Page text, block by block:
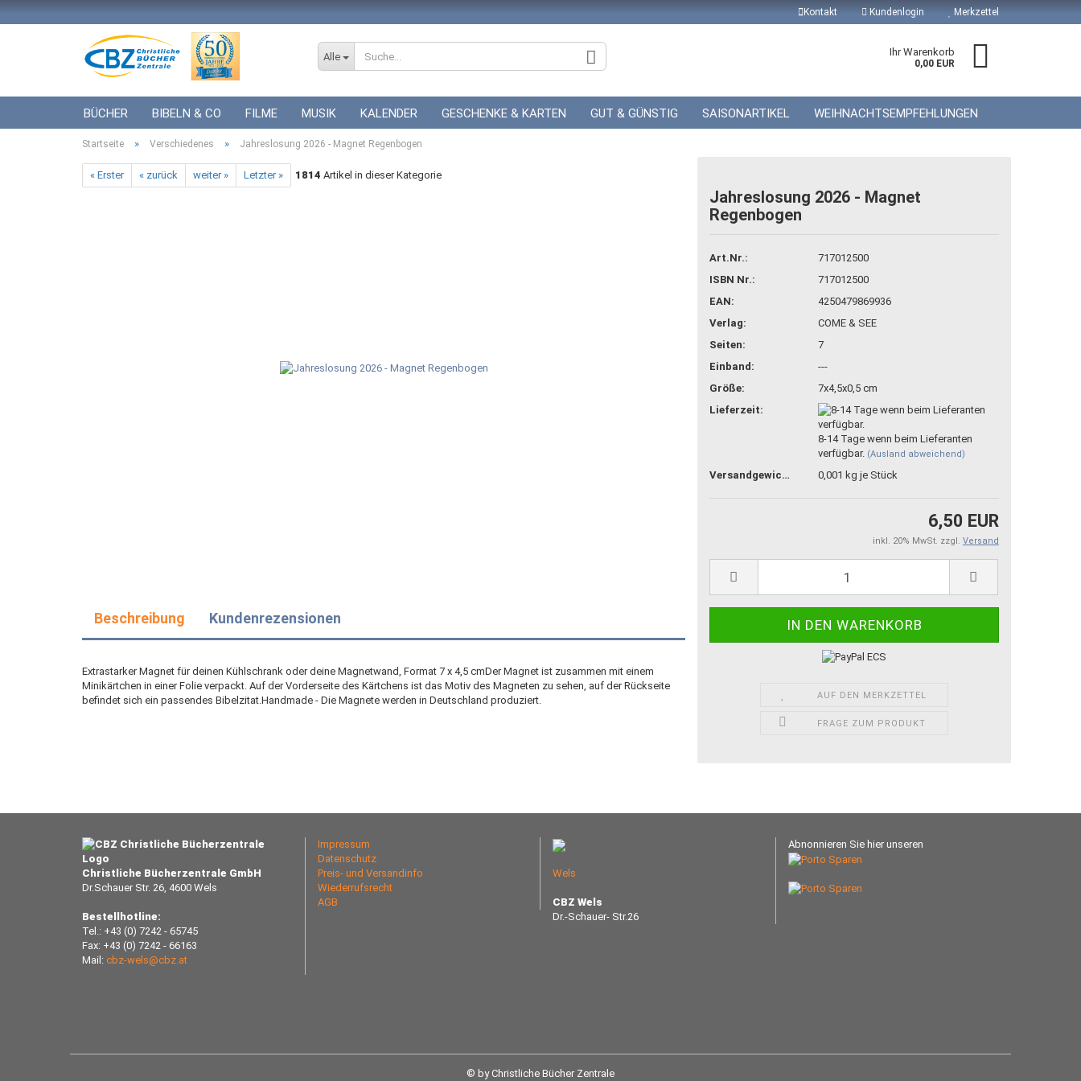
Kontakt Kundenlogin
Passwort vergessen?
Merkzettel
Alle Ihr Warenkorb
0,00 EUR
BÜCHER BIBELN & CO FILME MUSIK KALENDER GESCHENKE & KARTEN GUT & GÜNSTIG SAISONARTIKEL WEIHNACHTSEMPFEHLUNGEN
ICF BÜCHER VERSCHIEDENES GESCHENKE ZUR HOCHZEIT
Startseite » Verschiedenes » Jahreslosung 2026 - Magnet Regenbogen
« Erster « zurück weiter » Letzter » 1814 Artikel in dieser Kategorie
Jahreslosung 2026 - Magnet
Regenbogen
Art.Nr.:
717012500
ISBN Nr.:
717012500
EAN:
4250479869936
Verlag:
COME & SEE
Seiten:
7
Einband:
---
Größe:
7x4,5x0,5 cm
Lieferzeit:
8-14 Tage wenn beim Lieferanten
verfügbar. (Ausland abweichend)
Versandgewicht: 0,001 kg je Stück
6,50 EUR
inkl. 20% MwSt. zzgl. Versand
AUF DEN MERKZETTEL
FRAGE ZUM PRODUKT
Beschreibung Kundenrezensionen
Extrastarker Magnet für deinen Kühlschrank oder deine Magnetwand, Format 7 x 4,5 cmDer Magnet ist zusammen mit einem
Minikärtchen in einer Folie verpackt. Auf der Vorderseite des Kärtchens ist das Motiv des Magneten zu sehen, auf der Rückseite
befindet sich ein passendes Bibelzitat.Handmade - Die Magnete werden in Deutschland produziert.
Christliche Bücherzentrale GmbH
Dr.Schauer Str. 26, 4600 Wels
Bestellhotline:
Tel.: +43 (0) 7242 - 65745
Fax: +43 (0) 7242 - 66163
Mail: cbz-wels@cbz.at
Impressum
Datenschutz
Preis- und Versandinfo
Wiederrufsrecht
AGB
Wels
CBZ Wels
Dr.-Schauer- Str.26
Abnonnieren Sie hier unseren
© by Christliche Bücher Zentrale